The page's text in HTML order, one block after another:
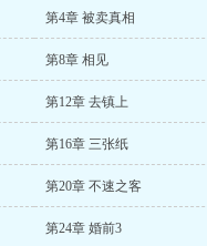
第4章 被卖真相
第8章 相见
第12章 去镇上
第16章 三张纸
第20章 不速之客
第24章 婚前3